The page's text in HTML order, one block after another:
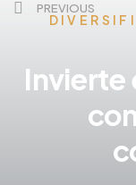
PREVIOUS
Invierte